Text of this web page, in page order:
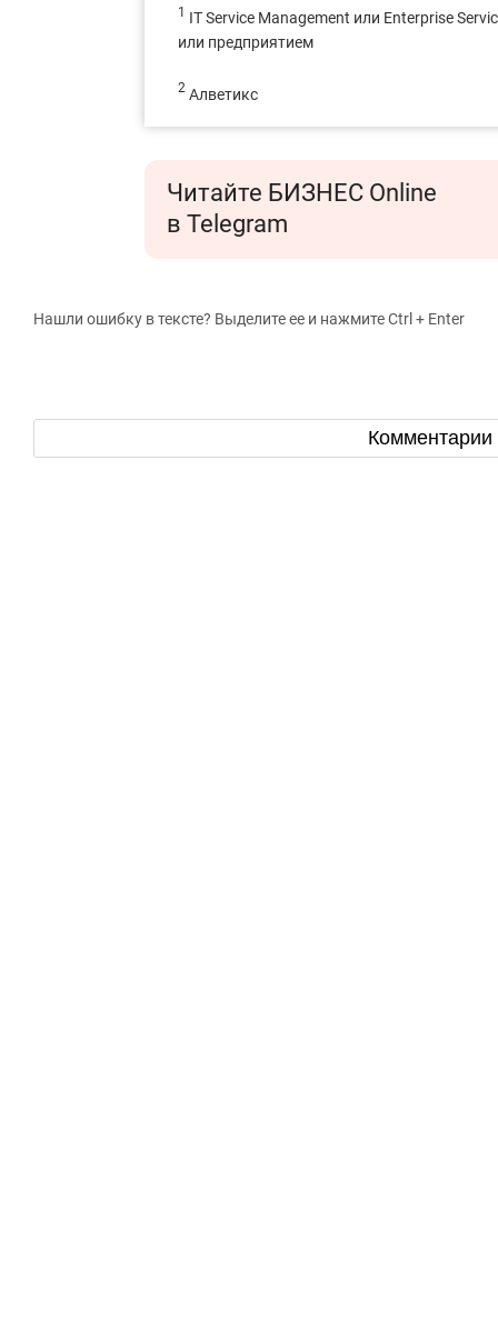
1 IT Service Management или Enterprise
или предприятием
2 Алветикс
Читайте БИЗНЕС Online
в Telegram
Нашли ошибку в тексте? Выделите ее и нажмите Ctrl + Enter
Комментарии